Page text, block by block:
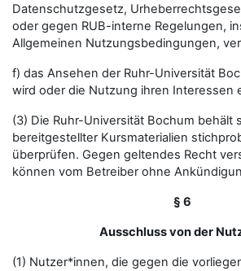
Datenschutzgesetz,
oder gegen RUB-interne Regelungen,
Allgemeinen Nutzungsbedingungen,
f) das Ansehen der Ruhr-Universität
wird oder die Nutzung ihren Interessen
(3) Die Ruhr-Universität Bochum behält
bereitgestellter Kursmaterialien
überprüfen. Gegen geltendes Recht
können vom Betreiber ohne
§ 6
Ausschluss von der
(1) Nutzer*innen, die gegen die